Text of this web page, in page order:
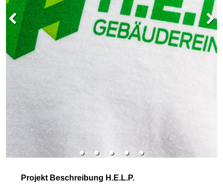
Projekt Beschreibung H.E.L.P.